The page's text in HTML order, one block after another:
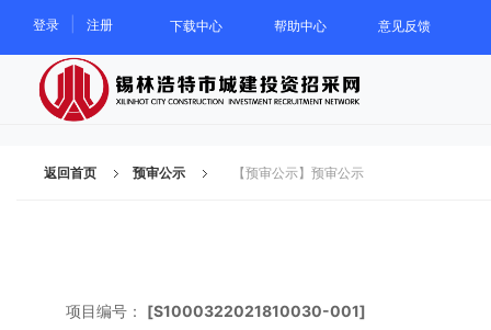
登录 注册 下载中心 帮助中心 意见反馈
返回首页 预审公示 【预审公示】预审公示
项目编号： [S1000322021810030-001]